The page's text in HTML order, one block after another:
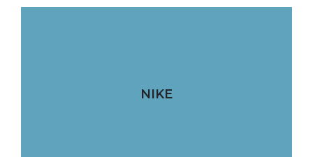
NIKE